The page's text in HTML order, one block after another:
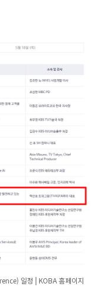
일정 | KOBA 홈페이지